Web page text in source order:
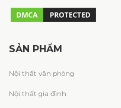
SẢN PHẨM
Nội thất văn phòng
Nội thất gia đình